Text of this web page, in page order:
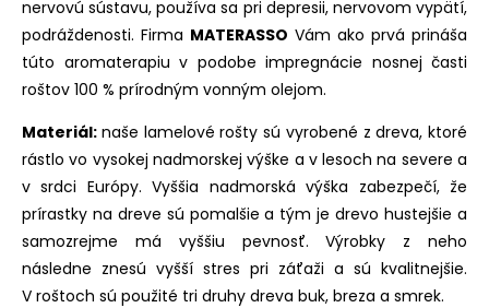
nervovú sústavu, používa sa pri depresii, nervovom vypätí,
podráždenosti. Firma MATERASSO Vám ako prvá prináša
túto aromaterapiu v podobe impregnácie nosnej časti
roštov 100 % prírodným vonným olejom.
Materiál: naše lamelové rošty sú vyrobené z dreva, ktoré
rástlo vo vysokej nadmorskej výške a v lesoch na severe a
v srdci Európy. Vyššia nadmorská výška zabezpečí, že
prírastky na dreve sú pomalšie a tým je drevo hustejšie a
samozrejme má vyššiu pevnosť. Výrobky z neho
následne znesú vyšší stres pri záťaži a sú kvalitnejšie.
V roštoch sú použité tri druhy dreva buk, breza a smrek.